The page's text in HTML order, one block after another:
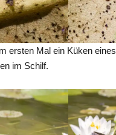
ersten Mal ein Küken eines
im Schilf.